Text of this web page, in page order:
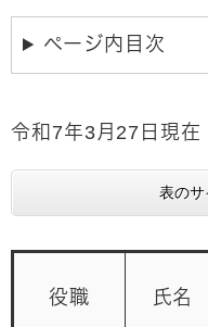
ページ内目次
令和7年3月27日現在
表のサ
役職 氏名